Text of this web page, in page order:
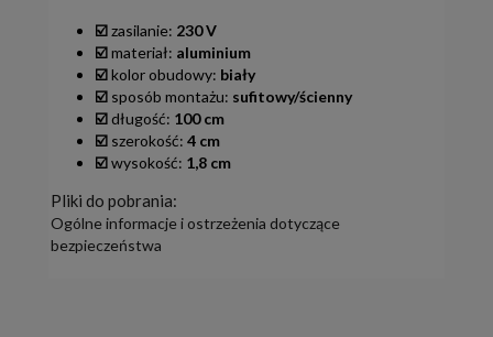
☑️zasilanie: 230 V
☑️materiał: aluminium
☑️kolor obudowy: biały
☑️ sposób montażu: sufitowy/ścienny
☑️długość: 100 cm
☑️ szerokość: 4 cm
☑️wysokość: 1,8 cm
Pliki do pobrania:
Ogólne informacje i ostrzeżenia dotyczące
bezpieczeństwa